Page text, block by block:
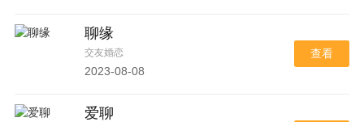
聊缘
交友婚恋
2023-08-08
查看
爱聊